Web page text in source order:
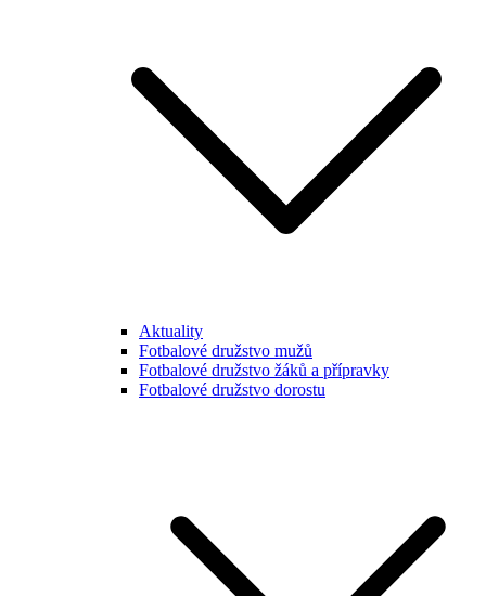
Aktuality
Fotbalové družstvo mužů
Fotbalové družstvo žáků a přípravky
Fotbalové družstvo dorostu